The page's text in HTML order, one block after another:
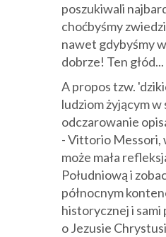
poszukiwali
choćbyśmy
nawet gdybyśmy
dobrze! Ten
A propos tzw.
ludziom żyjącym
odczarowanie
- Vittorio Messori,
może mała
Południową i
północnym
historycznej i
o Jezusie